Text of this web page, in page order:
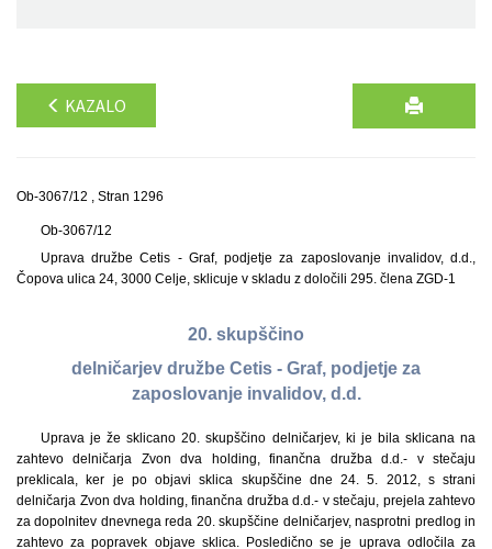
KAZALO
Ob-3067/12 , Stran 1296
Ob-3067/12
Uprava družbe Cetis - Graf, podjetje za zaposlovanje invalidov, d.d.,
Čopova ulica 24, 3000 Celje, sklicuje v skladu z določili 295. člena ZGD-1
20. skupščino
delničarjev družbe Cetis - Graf, podjetje za
zaposlovanje invalidov, d.d.
Uprava je že sklicano 20. skupščino delničarjev, ki je bila sklicana na zahtevo delničarja Zvon dva holding, finančna družba d.d.- v stečaju preklicala, ker je po objavi sklica skupščine dne 24. 5. 2012, s strani delničarja Zvon dva holding, finančna družba d.d.- v stečaju, prejela zahtevo za dopolnitev dnevnega reda 20. skupščine delničarjev, nasprotni predlog in zahtevo za popravek objave sklica. Posledično se je uprava odločila za preklic 20. skupščine delničarjev, katere sklic je bil objavljen v Uradnem listu RS, št. 36, in takojšnjo objavo novega sklica 20. skupščine delničarjev družbe Cetis - Graf, podjetje za zaposlovanje invalidov, d.d., kjer je na dnevni red skupščine poleg vseh vsebin oziroma točk dnevnega reda, zahtevanih s strani delničarja Zvon dva holding, finančna družba d.d. – v stečaju, zaradi racionalnosti uvrstila tudi vse tiste točke, ki so potrebne za izvedbo redne letne skupščine delničarjev. 20. skupščina delničarjev družbe Cetis - Graf, podjetje za zaposlovanje invalidov, d.d. bo potekala dne 12. 7. 2012, ob 10. uri, na sedežu družbe, Čopova ulica 24, 3000 Celje. Dnevni red: 1. Otvoritev skupščine in izvolitev predsednika skupščine in predstavitev notarja. Predlog sklepa k točki 1: za predsednika skupščine se imenuje David M. Kenda. 2. Seznanitev delničarjev z revidiranim letnim poročilom družbe Cetis - Graf, podjetje za zaposlovanje invalidov, d.d. za leto 2011, seznanitev s prejemki članov organa nadzora in organa vodenja, seznanitev s poročilom nadzornega sveta o preveritvi revidiranega letnega poročila družbe Cetis - Graf, podjetje za zaposlovanje invalidov, d.d. za leto 2011. 3. Uporaba bilančnega dobička in podelitev razrešnice. Predlog sklepa k točki 3.1: bilančni dobiček družbe Cetis - Graf, podjetje za zaposlovanje invalidov, d.d., Čopova ulica 24, 3000 za leto 2011, v znesku 132.349,73 ostane nerazporejen. Predlog sklepa k točki 3.2: skupščina potrjuje in odobri delo uprave in nadzornega sveta ter podeli razrešnico upravi in nadzornemu svetu za leto 2011. 4. Odpoklic članov nadzornega sveta in imenovanje novih članov nadzornega sveta. Predlog sklepa k točki 4.: Odpokličeta se dosedanja člana nadzornega sveta: Matej Golob, Rašiška ulica 5, 1000 Ljubljana, Anton Tropenauer, Lešane 51A, 9253 Apače, in sicer z dnem sprejema sklepa skupščine. Za nova člana nadzornega sveta, ki zastopata interese delničarjev, se za mandatno dobo šestih let, ki prične teči naslednji dan po sprejemu tega sklepa skupščine in traja do 26. 6. 2018, imenujeta: – Vinko Šimc, univ. dipl. prav., stanujoč Trdnjava 62, 1225 Lukovica, – Vida Gaberc, univ. dipl. prav. stanujoča Cankarjeva 35, 8210 Trebnje. 5. Sprememba besedila statuta družbe Cetis - Graf, podjetje za zaposlovanje invalidov, d.d. Predlog sklepa k točki 5: Statut družbe se v 22. členu statuta spremeni tako, da se ta določba po novem glasi: Nadzorni svet nadzoruje vodenje poslov družbe, njeno blagajno, shranjene vrednostne papirje in zaloge blaga ter druge stvari. Nadzorni svet preverja in potrjuje letno poročilo in predlog za uporabo bilančnega dobička, ki mu ga predloži uprava ter o rezultatu preveritve sestavi pisno poročilo za skupščino, ki ga mora v roku enega meseca od predložitve poročila izročiti direktorju. Nadzorni svet lahko odloči, da se smejo določene vrste poslov opravljati le z njegovim soglasjem. Ne glede na določbo prejšnjega odstavka mora uprava vedno pridobiti predhodno soglasje nadzornega sveta: – za vpis deležev v osnovnem kapitalu, pridobitvijo delnic in/ali glasovalnih pravic v drugi pravni osebi ali za drugačno pridobitev, odtujitev in razpolaganje s poslovnimi deleži, delnicami in/ali glasovalnimi pravicami, bodisi z ustanovitvijo, s povečanjem ali zmanjšanjem kapitala, z nakupom, prodajo ali drugače, z enim ali več posli, ki se nanašajo na iste vrste premoženjski predmet ali ki so medsebojno povezani ali so sklenjeni v ozkem časovnem obdobju, če nakupna ali prodajna vrednost takšnega deleža ali delnic presega 5.000,00 EUR v protivrednosti v katerikoli valuti po srednjem tečaju Banke Slovenije na dan odločanja; – za povečanje ali zmanjšanje deleža družbe v osnovnem kapitalu ali glasovalnih pravicah v drugi osebi, z enim ali več posli, ki povečujejo ali zmanjšujejo deleže družbe v osnovnem kapitalu ali glasovalnih pravicah v takšni osebi; – za prodajo, prenos, oddajo ali kakršnokoli drugo razpolaganje z nepremičnim premoženjem družbe, ali njihov nakup ali najem, če vrednost takšnega premoženja presega 100.000,00 EUR v protivrednosti v katerikoli valuti po srednjem tečaju Banke Slovenije na dan odločanja. 6. Imenovanje revizorja družbe za leto 2012. Predlog sklepa k točki 6: za revizorja družbe za leto 2012 se imenuje revizijska družba ABC Revizija, družba za revizijo in sorodne storitve d.o.o., Dunajska cesta 101, 1000 Ljubljana. Predlagatelji sklepov Predlagatelja predlogov sklepov k točki 1 in 3 sta uprava in nadzorni svet. Predlagatelj predloga sklepa k točki 6 dnevnega reda je nadzorni svet, predlagatelj predlogov sklepov k točkama 4 in 5 dnevnega reda je delničar Zvon dva holding, finančna družba d.d. – v stečaju. Pravica do obveščenosti delničarjev in dostopnost gradiva za skupščino Delničar lahko na skupščini uresničuje svojo pravico do obveščenosti iz prvega odstavka 305. člena Zakona o gospodarskih družbah. Gradivo za skupščino (Zahteva za sklic skupščine, podana s strani delničarja Zvon dva holding, finančna družba, d.d.- v stečaju, ki vsebuje dnevni red s predlogi sklepov in obrazložitve ter ostalo gradivo iz drugega odstavka 297.a člena ZGD-1; Zahteva za dopolnitev dnevnega reda 20. skupščine delničarjev, nasprotni predlog in zahteva za popravek objave sklica, z dne 24. 5. 2012, podane s strani delničarja Zvon dva holding, finančna družba, d.d.- v stečaju; Revidirano letno poročilo Cetis - Graf, podjetje za zaposlovanje invalidov, d.d., Čopova ulica 24, 3000 Celje, za leto 2011; Poročilo nadzornega sveta o preveritvi revidiranega letnega poročila družbe Cetis - Graf, podjetje za zaposlovanje invalidov, d.d., Čopova ulica 24, 3000 Celje, za leto 2011; Obrazložitve predlogov sklepov) je delničarjem brezplačno na vpogled v tajništvu družbe na sedežu družbe Čopova 24, 3000 Celje, vsak delavnik, od 10. do 12. ure, od dneva objave tega sklica skupščine, do dneva zasedanja skupščine. Zahteve in predlogi delničarjev Delničarji, katerih skupni deleži dosegajo dvajsetino osnovnega kapitala, lahko po objavi sklica skupščine pisno zahtevajo dodatno točko dnevnega reda. Zahtevi morajo v pisni obliki priložiti predlog sklepa, o katerem naj skupščina odloča ali če skupščina pri posamezni točki dnevnega reda ne sprejme sklepa, obrazložitev dnevnega reda. Uprava bo v skladu s tretjim odstavkom 298. člena ZGD-1 objavila tiste dodatne točke dnevnega reda, za katere bodo delničarji poslali zahtevo družbi najpozneje 7 dni po objavi tega sklica na naslov Cetis - Graf, podjetje za zaposlovanje invalidov, d.d., Celje, Čopova ulica 24, 3000 Celje, ali na elektronski naslov: bojana.zizek@cetis-graf.si. Delničarji lahko k vsaki točki dnevnega reda v pisni obliki dajejo predloge sklepov in volilne predloge. Nasprotni predlogi delničarjev k posameznim točkam dnevnega reda, morajo biti utemeljeni in vloženi v 7 dneh po objavi tega sklica na naslov Cetis - Graf, podjetje za zaposlovanje invalidov, d.d., Celje, Čopova ulica 24, 3000 Celje, ali na elektronski naslov, bojana.zizek@cetis-graf.si. Uprava družbe bo na enak način kot ta sklic skupščine, objavila tiste predloge delničarjev, ki bodo: – razumno utemeljeni in za katere bo delničar pri tem sporočil, da bo na skupščini ugovarjal predlogu uprave ali nadzornega sveta in da bo druge delničarje pripravil do tega, da bodo glasovali za njegov predlog; – in vloženi v 7 dneh po objavi tega sklica na naslov Cetis - Graf, podjetje za zaposlovanje invalidov, d.d., Celje, Čopova ulica 24, 3000 Celje, ali na elektronski naslov: bojana.zizek@cetis-graf.si. Delničarjem volilnih predlogov v skladu z določbami 301. člena ZGD-1 ni potrebno utemeljiti. Zahteve za dodatno točko dnevnega reda, predlogi sklepov in volilni predlogi, ki se družbi sporočijo v elektronski obliki morajo biti posredovani v skenirani obliki kot priponka, vsebovati pa morajo lastnoročni podpis fizične osebe, pri pravnih osebah pa lastnoročni podpis zastopnika in žig oziroma pečat pravne osebe, če ga ta uporablja. Družba ima pravico do preveritve identitete delničarja oziroma pooblastitelja, ki posreduje zahtevo ali predlog po elektronski pošti ter pristnost njegovega podpisa. Udeležba na skupščini in uresničevanje glasovalne pravice Skupščine se lahko udeležijo in na njej uresničujejo glasovalno pravico le tisti delničarji, ki so kot imetniki delnic družbe Cetis - Graf, podjetje za zaposlovanje invalidov, d.d., Celje, Čopova ulica 24, 3000 Celje, vpisani v centralnem registru nematerializiranih vrednostnih papirjev pri KDD Centralni klirinško depotni družbi, d.d., Ljubljana konec četrtega dne pred zasedanjem skupščine (presečni dan) ter njihovi pooblaščenci ali zastopniki, ki svojo udeležbo pisno prijavijo osebno ali s priporočeno pošiljko najkasneje konec četrtega dne pred skupščino, na naslov: Cetis - Graf, podjetje za zaposlovanje invalidov, d.d., Celje, Čopova ulica 24, 3000 Celje. Pooblaščenec delničarja mora prijavi udeležbe priložiti tudi pooblastilo, ki mora biti pisno in ves čas trajanja pooblastilnega razmerja shranjeno na sedežu družbe. Za fizične osebe mora vsebovati ime in priimek ter naslov pooblastitelja in pooblaščenca, kraj in datum ter podpis pooblastitelja; za pravne osebe pa ime in priimek pooblaščenca, firmo, naslov ter podpis, z imenom in priimkom zakonitega zastopnika in pečatom oziroma žigom pooblastitelja, če ga ta uporablja. Dokazilo o imenovanju pooblaščenca se lahko posreduje družbi tudi na elektronski naslov: bojana.zizek@cetis-graf.si, in sicer v skenirani obliki kot priponka. Družba si pridržuje pravico do preveritve avtentičnosti delničarja oziroma pooblastitelja, ki posreduje pooblastilo po